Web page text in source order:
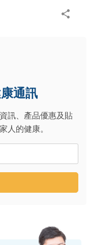
通訊
訊、產品優惠及貼
人的健康。